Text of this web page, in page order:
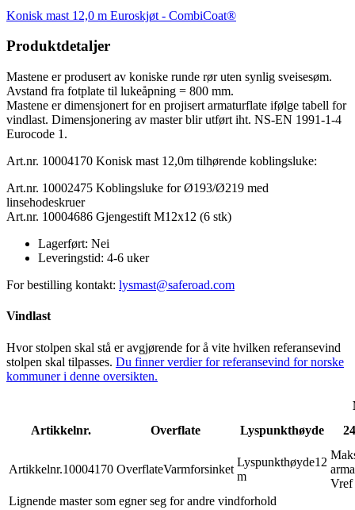
Konisk mast 12,0 m Euroskjøt - CombiCoat®
Produktdetaljer
Mastene er produsert av koniske runde rør uten synlig sveisesøm.
Avstand fra fotplate til lukeåpning = 800 mm.
Mastene er dimensjonert for en projisert armaturflate ifølge tabell for
vindlast. Dimensjonering av master blir utført iht. NS-EN 1991-1-4
Eurocode 1.
Art.nr. 10004170 Konisk mast 12,0m tilhørende koblingsluke:
Art.nr. 10002475 Koblingsluke for Ø193/Ø219 med
linsehodeskruer
Art.nr. 10004686 Gjengestift M12x12 (6 stk)
Lagerført: Nei
Leveringstid: 4-6 uker
For bestilling kontakt: lysmast@saferoad.com
Vindlast
Hvor stolpen skal stå er avgjørende for å vite hvilken referansevind
stolpen skal tilpasses. Du finner verdier for referansevind for norske
kommuner i denne oversikten.
Artikkelnr.
Overflate Lyspunkthøyde
Artikkelnr.10004170 OverflateVarmforsinket
Lyspunkthøyde12
m
Vref
Lignende master som egner seg for andre vindforhold